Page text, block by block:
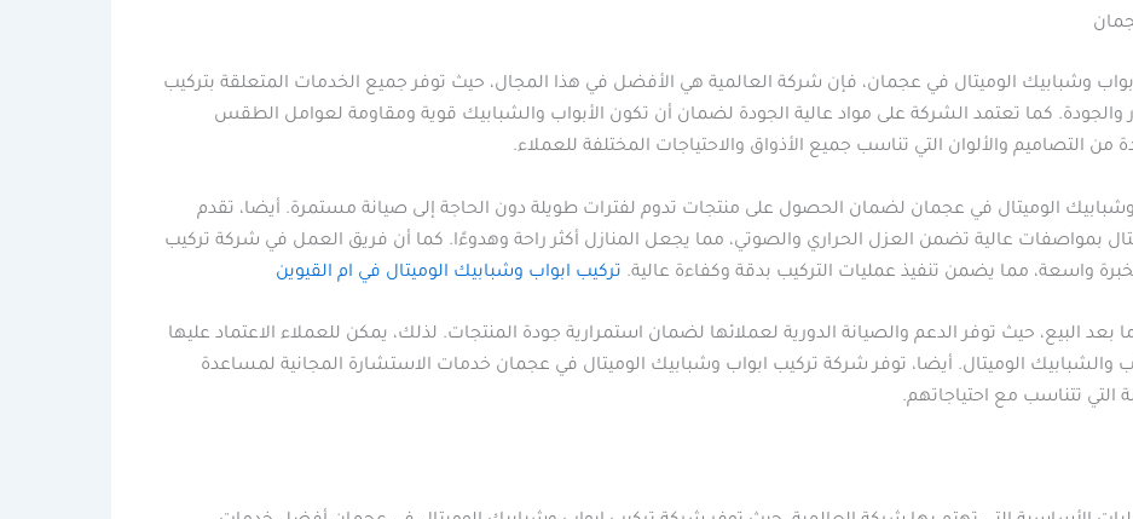
وشبابيك الوميتال في عجمان، فإن شركة العالمية هي الأفضل في هذا المجال، حيث توفر جميع الخدمات المتعلقة بتركيب
والجودة. كما تعتمد الشركة على مواد عالية الجودة لضمان أن تكون الأبواب والشبابيك قوية ومقاومة لعوامل الطقس
التصاميم والألوان التي تناسب جميع الأذواق والاحتياجات المختلفة للعملاء.
وشبابيك الوميتال في عجمان لضمان الحصول على منتجات تدوم لفترات طويلة دون الحاجة إلى صيانة مستمرة. أيضا، تقدم
بمواصفات عالية تضمن العزل الحراري والصوتي، مما يجعل المنازل أكثر راحة وهدوءًا. كما أن فريق العمل في شركة تركيب
واسعة، مما يضمن تنفيذ عمليات التركيب بدقة وكفاءة عالية. تركيب ابواب وشبابيك الوميتال في ام القيوين
البيع، حيث توفر الدعم والصيانة الدورية لعملائها لضمان استمرارية جودة المنتجات. لذلك، يمكن للعملاء الاعتماد عليها
والشبابيك الوميتال. أيضا، توفر شركة تركيب ابواب وشبابيك الوميتال في عجمان خدمات الاستشارة المجانية لمساعدة
التي تتناسب مع احتياجاتهم.